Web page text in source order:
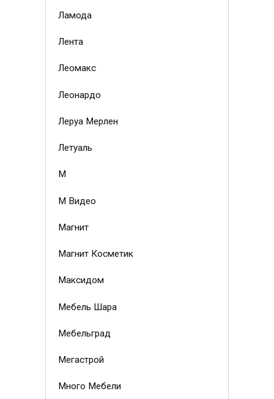
Ламода
Лента
Леомакс
Леонардо
Леруа Мерлен
Летуаль
М
М Видео
Магнит
Магнит Косметик
Максидом
Мебель Шара
Мебельград
Мегастрой
Много Мебели